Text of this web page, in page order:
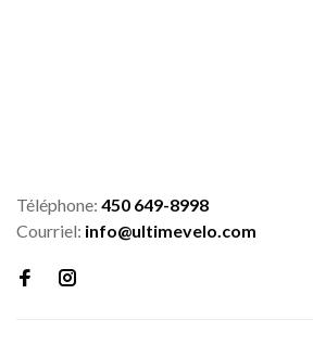
Téléphone: 450 649-8998
Courriel: info@ultimevelo.com